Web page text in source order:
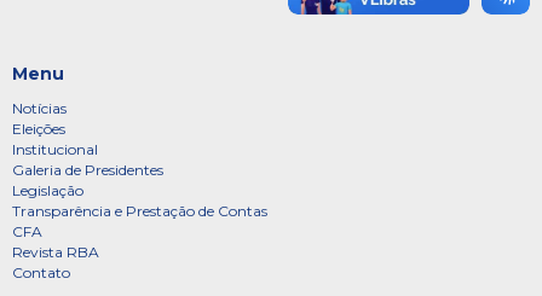
Menu
Notícias
Eleições
Institucional
Galeria de Presidentes
Legislação
Transparência e Prestação de Contas
CFA
Revista RBA
Contato